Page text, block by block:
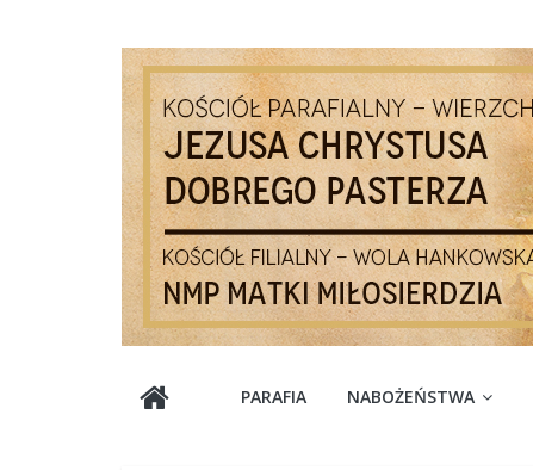
content
Parafia
PARAFIA NABOŻEŃSTWA